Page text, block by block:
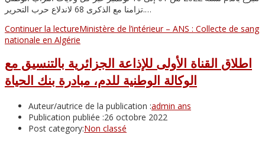
تزامنا مع الذكرى 68 لاندلاع حرب التحرير.…
Continuer la lectureMinistère de l’intérieur – ANS : Collecte de sang
nationale en Algérie
اطلاق القناة الأولى للإذاعة الجزائرية بالتنسيق مع
الوكالة الوطنية للدم، مبادرة بنك الحياة
Auteur/autrice de la publication :admin ans
Publication publiée :26 octobre 2022
Post category:Non classé